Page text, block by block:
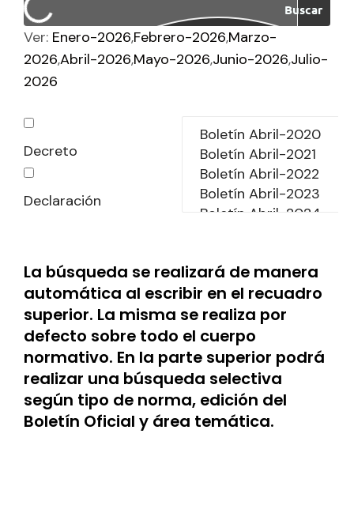
Buscar
Ver: Enero-2026 Febrero-2026 Marzo-
2026Abril-2026 Mayo-2026 Junio-2026 Julio-
2026
Decreto
Declaración
La búsqueda se realizará de manera
automática al escribir en el recuadro
superior. La misma se realiza por
defecto sobre todo el cuerpo
normativo. En la parte superior podrá
realizar una búsqueda selectiva
según tipo de norma, edición del
Boletín Oficial y área temática.